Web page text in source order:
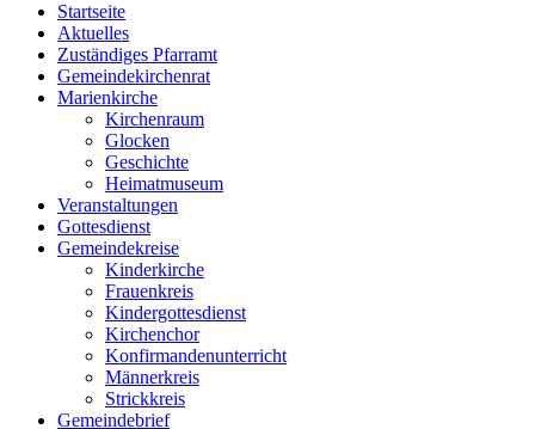
Startseite
Aktuelles
Zuständiges Pfarramt
Gemeindekirchenrat
Marienkirche
Kirchenraum
Glocken
Geschichte
Heimatmuseum
Veranstaltungen
Gottesdienst
Gemeindekreise
Kinderkirche
Frauenkreis
Kindergottesdienst
Kirchenchor
Konfirmandenunterricht
Männerkreis
Strickkreis
Gemeindebrief